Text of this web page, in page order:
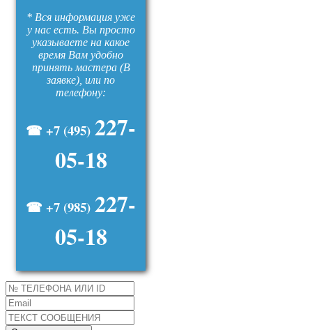
* Вся информация уже
у нас есть. Вы просто
указываете на какое
время Вам удобно
принять мастера (В
заявке), или по
телефону:
☎ +7 (495) 227-
05-18
☎ +7 (985) 227-
05-18